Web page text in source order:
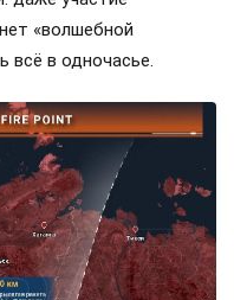
«волшебной
всё в одночасье.